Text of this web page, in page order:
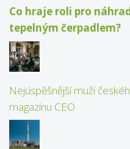
Co hraje roli pro
tepelným čerpadlem?
Nejúspěšnější muži
magazínu CEO